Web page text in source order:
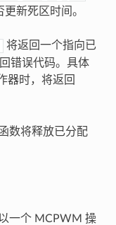
新死区时间。
将返回一个指向已
错误代码。具体
器时，将返回
数将释放已分配
一个 MCPWM 操